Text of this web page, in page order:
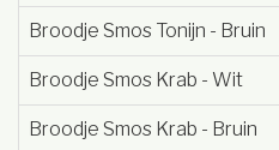
Broodje Smos Tonijn - Bruin
Broodje Smos Krab - Wit
Broodje Smos Krab - Bruin